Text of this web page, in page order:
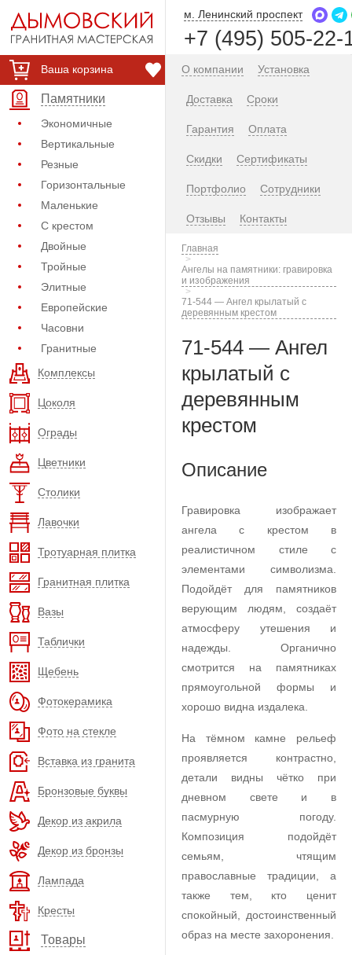
Ваша корзина
Памятники
Экономичные
Вертикальные
Резные
Горизонтальные
Маленькие
С крестом
Двойные
Тройные
Элитные
Европейские
Часовни
Гранитные
Комплексы
Цоколя
Ограды
Цветники
Столики
Лавочки
Тротуарная плитка
Гранитная плитка
Вазы
Таблички
Щебень
Фотокерамика
Фото на стекле
Вставка из гранита
Бронзовые буквы
Декор из акрила
Декор из бронзы
Лампада
Кресты
Товары
м. Ленинский проспект
+7 (495) 505-22-
О компании Установка
Доставка Сроки
Гарантия Оплата
Скидки Сертификаты
Портфолио Сотрудники
Отзывы Контакты
Главная
Ангелы на памятники: гравировка
и изображения
71-544 — Ангел крылатый с
деревянным крестом
71-544 — Ангел
крылатый с
деревянным
крестом
Описание
Гравировка изображает
ангела с крестом в
реалистичном стиле с
элементами символизма.
Подойдёт для памятников
верующим людям, создаёт
атмосферу утешения и
надежды. Органично
смотрится на памятниках
прямоугольной формы и
хорошо видна издалека.
На тёмном камне рельеф
проявляется контрастно,
детали видны чётко при
дневном свете и в
пасмурную погоду.
Композиция подойдёт
семьям, чтящим
православные традиции, а
также тем, кто ценит
спокойный, достоинственный
образ на месте захоронения.